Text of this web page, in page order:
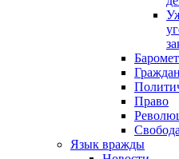
Право
Язык вражды